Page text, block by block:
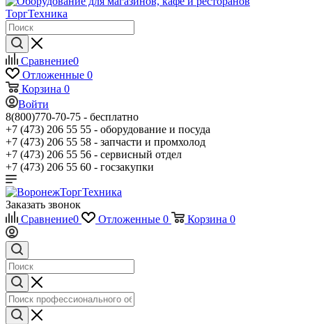
Сравнение0
Отложенные 0
Корзина 0
Войти
8(800)770-70-75 - бесплатно
+7 (473) 206 55 55 - оборудование и посуда
+7 (473) 206 55 58 - запчасти и промхолод
+7 (473) 206 55 56 - сервисный отдел
+7 (473) 206 55 60 - госзакупки
Заказать звонок
Сравнение0 Отложенные 0 Корзина 0